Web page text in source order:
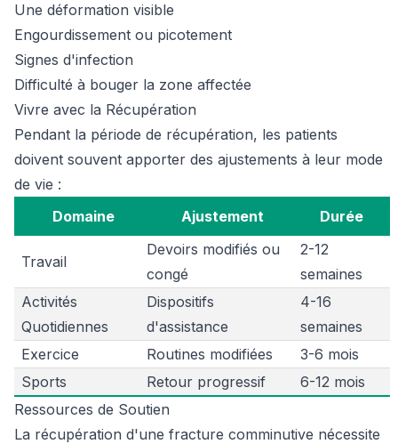
Une déformation visible
Engourdissement ou picotement
Signes d'infection
Difficulté à bouger la zone affectée
Vivre avec la Récupération
Pendant la période de récupération, les patients
doivent souvent apporter des ajustements à leur mode
de vie :
Domaine
Ajustement Durée
Travail
Devoirs modifiés ou
congé
2-12
semaines
Activités
Quotidiennes
Dispositifs
d'assistance
4-16
semaines
Exercice
Routines modifiées
3-6 mois
Sports
Retour progressif
6-12 mois
Ressources de Soutien
La récupération d'une fracture comminutive nécessite